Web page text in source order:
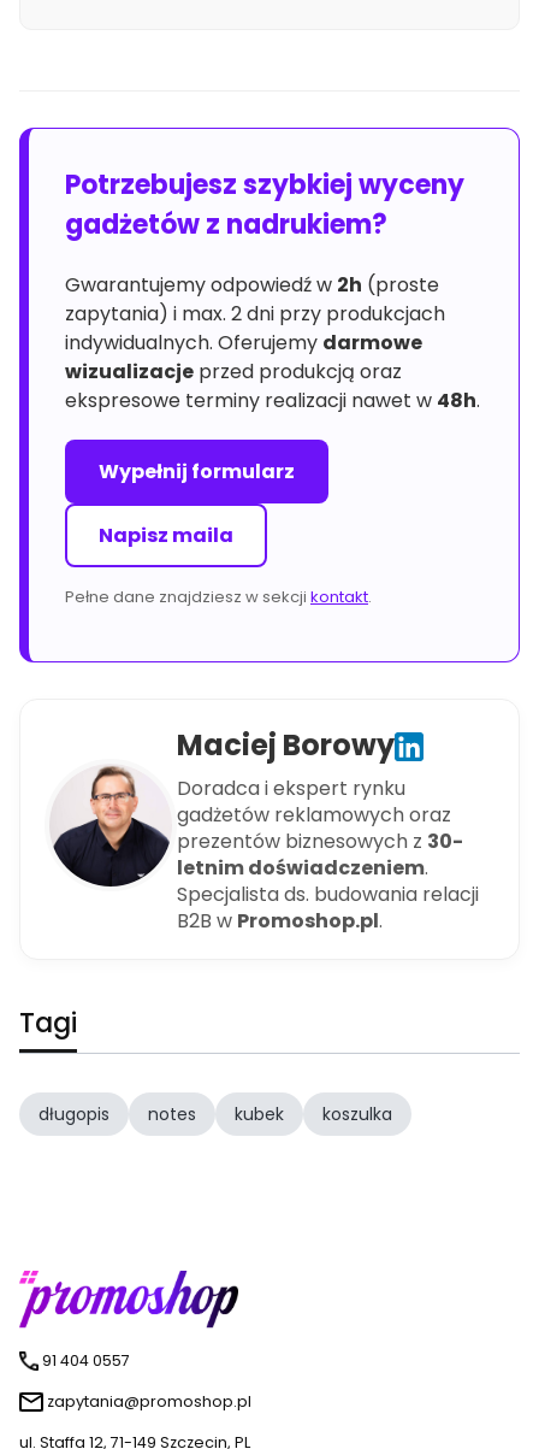
Potrzebujesz szybkiej wyceny
gadżetów z nadrukiem?
Gwarantujemy odpowiedź w 2h (proste
zapytania) i max. 2 dni przy produkcjach
indywidualnych. Oferujemy darmowe
wizualizacje przed produkcją oraz
ekspresowe terminy realizacji nawet w 48h.
Wypełnij formularz
Napisz maila
Pełne dane znajdziesz w sekcji kontakt.
Maciej Borowy
Doradca i ekspert rynku
gadżetów reklamowych oraz
prezentów biznesowych z 30-
letnim doświadczeniem.
Specjalista ds. budowania relacji
B2B w Promoshop.pl.
Tagi
długopis notes kubek koszulka
91 404 0557
zapytania@promoshop.pl
ul. Staffa 12, 71-149 Szczecin, PL